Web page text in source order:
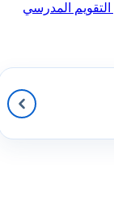
التقويم المدرسي